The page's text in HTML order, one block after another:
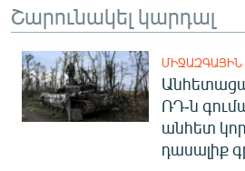
Շարունակել կարդալ
ՄԻՋԱԶԳԱՅԻՆ
ՌԴ-ն
անհետ
դասալիք